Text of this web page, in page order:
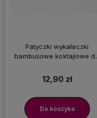
Patyczki wykałaczki
bambusowe koktajlowe
szt.
12,90 zł
Do koszyka